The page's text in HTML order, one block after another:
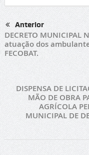
Anterior
DECRETO
atuação dos
FECOBAT.
DISPENSA DE
MÃO DE OBRA
AGRÍCOLA
MUNICIPAL DE